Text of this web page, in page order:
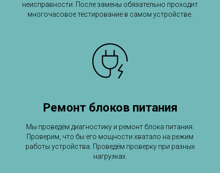
неисправности. После замены обязательно проходит
многочасовое тестирование в самом устройстве.
Ремонт блоков питания
Мы проведём диагностику и ремонт блока питания.
Проверим, что бы его мощности хватало на режим
работы устройства. Проведём проверку при разных
нагрузках.